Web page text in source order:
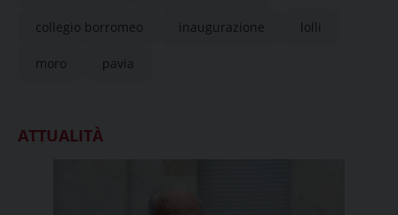
collegio borromeo inaugurazione lolli
moro pavia
ATTUALITÀ